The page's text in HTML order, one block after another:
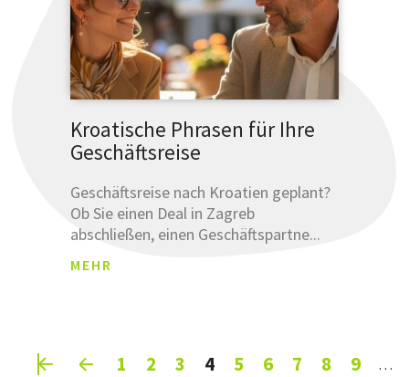
Kroatische Phrasen für Ihre
Geschäftsreise
Geschäftsreise nach Kroatien geplant?
Ob Sie einen Deal in Zagreb
abschließen, einen Geschäftspartne...
MEHR
Pages 1 2 3 4 5 6 7 8 9 …